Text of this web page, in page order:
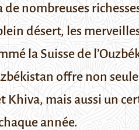
nombreuses
désert, les
la Suisse de
offre non
Khiva, mais aussi un
année.